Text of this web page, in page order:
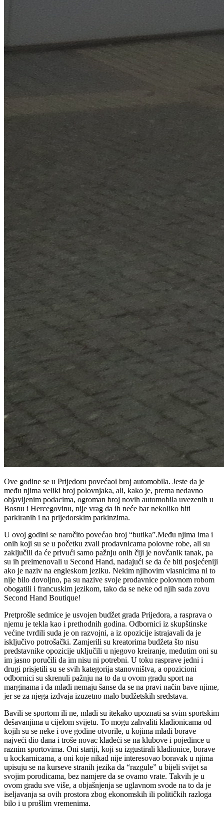
Ove godine se u Prijedoru povećaoi broj automobila. Jeste da je
među njima veliki broj polovnjaka, ali, kako je, prema nedavno
objavljenim podacima, ogroman broj novih automobila uvezenih u
Bosnu i Hercegovinu, nije vrag da ih neće bar nekoliko biti
parkiranih i na prijedorskim parkinzima.
U ovoj godini se naročito povećao broj “butika”.Među njima ima i
onih koji su se u početku zvali prodavnicama polovne robe, ali su
zaključili da će privući samo pažnju onih čiji je novčanik tanak, pa
su ih preimenovali u Second Hand, nadajući se da će biti posjećeniji
ako je naziv na engleskom jeziku. Nekim njihovim vlasnicima ni to
nije bilo dovoljno, pa su nazive svoje prodavnice polovnom robom
obogatili i francuskim jezikom, tako da se neke od njih sada zovu
Second Hand Boutique!
Pretprošle sedmice je usvojen budžet grada Prijedora, a rasprava o
njemu je tekla kao i prethodnih godina. Odbornici iz skupštinske
većine tvrdili suda je on razvojni, a iz opozicije istrajavali da je
isključivo potrošački. Zamjerili su kreatorima budžeta što nisu
predstavnike opozicije uključili u njegovo kreiranje, međutim oni su
im jasno poručili da im nisu ni potrebni. U toku rasprave jedni i
drugi prisjetili su se svih kategorija stanovništva, a opozicioni
odbornici su skrenuli pažnju na to da u ovom gradu sport na
marginama i da mladi nemaju šanse da se na pravi način bave njime,
jer se za njega izdvaja izuzetno malo budžetskih sredstava.
Bavili se sportom ili ne, mladi su itekako upoznati sa svim sportskim
dešavanjima u cijelom svijetu. To mogu zahvaliti kladionicama od
kojih su se neke i ove godine otvorile, u kojima mladi borave
najveći dio dana i troše novac kladeći se na klubove i pojedince u
raznim sportovima. Oni stariji, koji su izgustirali kladionice, borave
u kockarnicama, a oni koje nikad nije interesovao boravak u njima
upisuju se na kurseve stranih jezika da “razgule” u bijeli svijet sa
svojim porodicama, bez namjere da se ovamo vrate. Takvih je u
ovom gradu sve više, a objašnjenja se uglavnom svode na to da je
iseljavanja sa ovih prostora zbog ekonomskih ili političkih razloga
bilo i u prošlim vremenima.